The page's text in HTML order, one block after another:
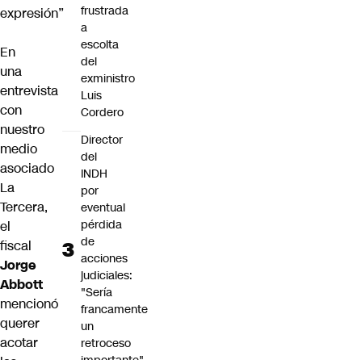
expresión”
En
una
entrevista
con
nuestro
medio
asociado
La
Tercera,
el
fiscal
Jorge
Abbott
mencionó
querer
acotar
frustrada
a
escolta
del
exministro
Luis
Cordero
Director
del
INDH
por
eventual
pérdida
de
acciones
judiciales:
"Sería
francamente
un
retroceso